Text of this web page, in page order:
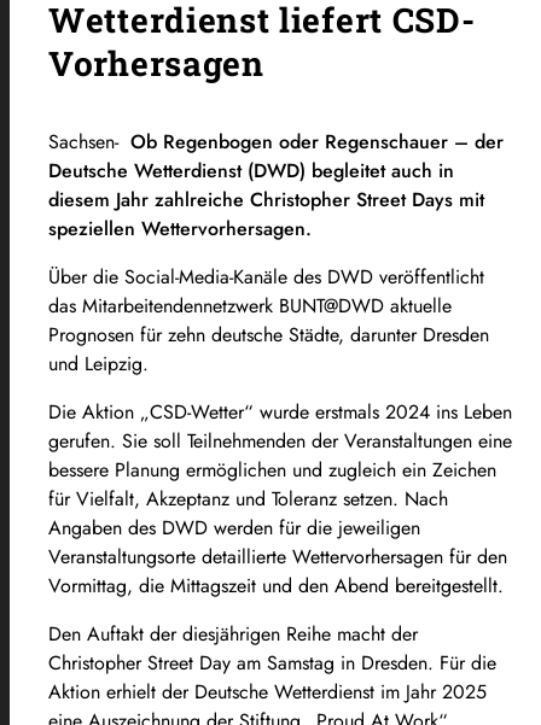
Wetterdienst liefert CSD-
Vorhersagen
Sachsen- Ob Regenbogen oder Regenschauer – der
Deutsche Wetterdienst (DWD) begleitet auch in
diesem Jahr zahlreiche Christopher Street Days mit
speziellen Wettervorhersagen.
Über die Social-Media-Kanäle des DWD veröffentlicht
das Mitarbeitendennetzwerk BUNT@DWD aktuelle
Prognosen für zehn deutsche Städte, darunter Dresden
und Leipzig.
Die Aktion „CSD-Wetter“ wurde erstmals 2024 ins Leben
gerufen. Sie soll Teilnehmenden der Veranstaltungen eine
bessere Planung ermöglichen und zugleich ein Zeichen
für Vielfalt, Akzeptanz und Toleranz setzen. Nach
Angaben des DWD werden für die jeweiligen
Veranstaltungsorte detaillierte Wettervorhersagen für den
Vormittag, die Mittagszeit und den Abend bereitgestellt.
Den Auftakt der diesjährigen Reihe macht der
Christopher Street Day am Samstag in Dresden. Für die
Aktion erhielt der Deutsche Wetterdienst im Jahr 2025